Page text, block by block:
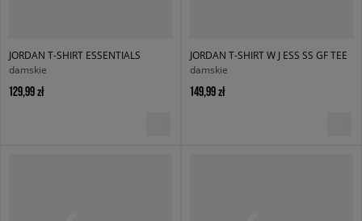
JORDAN T-SHIRT ESSENTIALS
damskie
129,99 zł
JORDAN T-SHIRT W J ESS SS GF TEE
damskie
149,99 zł